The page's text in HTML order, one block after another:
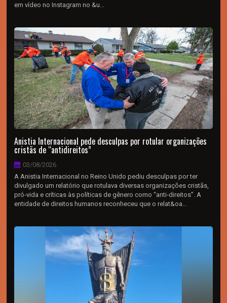
em vídeo no Instagram no &u...
Anistia Internacional pede desculpas por rotular organizações
cristãs de “antidireitos”
03/08/2026
A Anistia Internacional no Reino Unido pediu desculpas por ter
divulgado um relatório que rotulava diversas organizações cristãs,
pró‑vida e críticas às políticas de gênero como “anti‑direitos”. A
entidade de direitos humanos reconheceu que o relat&oa...